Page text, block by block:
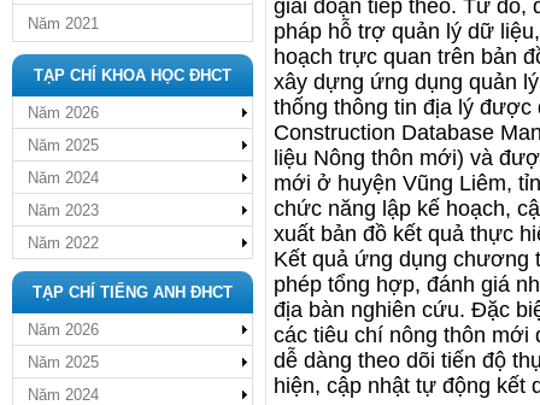
Năm 2021
TẠP CHÍ KHOA HỌC ĐHCT
Năm 2026
Năm 2025
Năm 2024
Năm 2023
Năm 2022
TẠP CHÍ TIẾNG ANH ĐHCT
Năm 2026
Năm 2025
Năm 2024
giai đoạn tiếp theo. Từ đó,
pháp hỗ trợ quản lý dữ
hoạch trực quan trên bản
xây dựng ứng dụng quản
thống thông tin địa lý được
Construction Database
liệu Nông thôn mới) và
mới ở huyện Vũng Liêm,
chức năng lập kế hoạch,
xuất bản đồ kết quả thực
Kết quả ứng dụng chương
phép tổng hợp, đánh giá
địa bàn nghiên cứu. Đặc
các tiêu chí nông thôn mới
dễ dàng theo dõi tiến độ
hiện, cập nhật tự động kết